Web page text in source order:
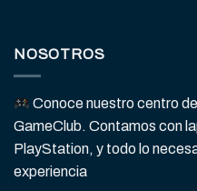
NOSOTROS
Conoce nuestro centro
GameClub. Contamos con
PlayStation, y todo lo
experiencia